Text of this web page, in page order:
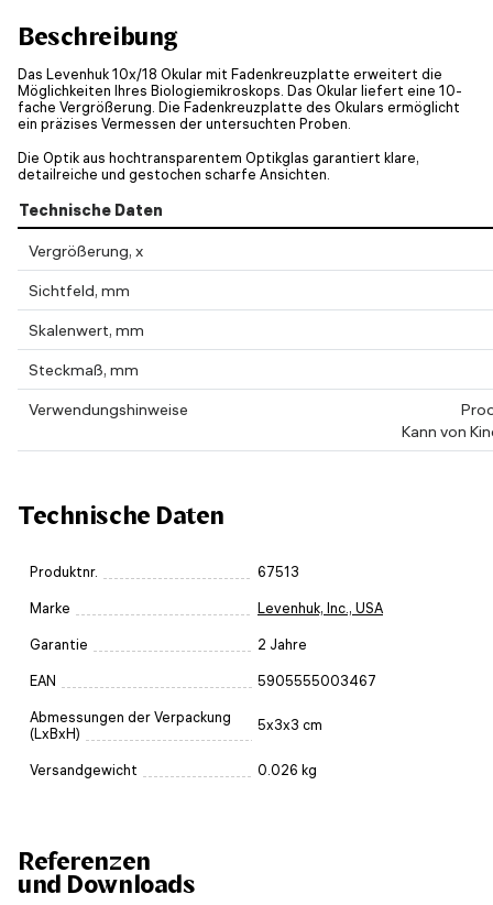
Beschreibung
Das Levenhuk 10x/18 Okular mit Fadenkreuzplatte erweitert die
Möglichkeiten Ihres Biologiemikroskops. Das Okular liefert eine 10-
fache Vergrößerung. Die Fadenkreuzplatte des Okulars ermöglicht
ein präzises Vermessen der untersuchten Proben.
Die Optik aus hochtransparentem Optikglas garantiert klare,
detailreiche und gestochen scharfe Ansichten.
Technische Daten
Vergrößerung, x
Sichtfeld, mm
Skalenwert, mm
Steckmaß, mm
Verwendungshinweise
Kann von
Technische Daten
Produktnr. 67513
Marke Levenhuk, Inc., USA
Garantie 2 Jahre
EAN 5905555003467
Abmessungen der Verpackung
(LxBxH)
5x3x3 cm
Versandgewicht 0.026 kg
Referenzen
und Downloads